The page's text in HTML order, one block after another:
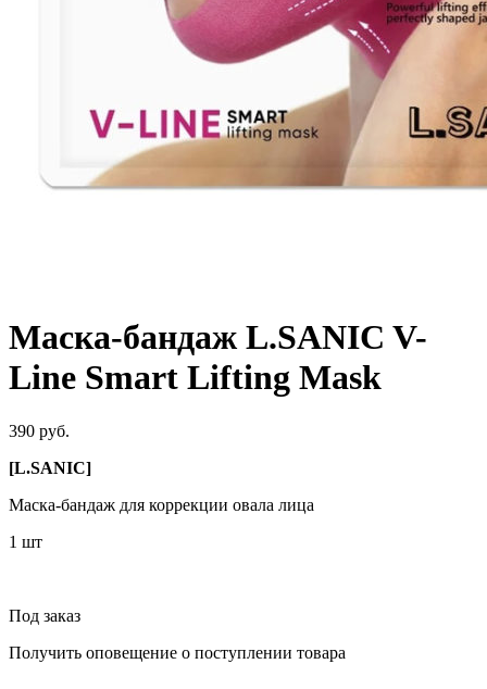
Маска-бандаж L.SANIC V-
Line Smart Lifting Mask
390 руб.
[L.SANIC]
Маска-бандаж для коррекции овала лица
1 шт
Под заказ
Получить оповещение о поступлении товара